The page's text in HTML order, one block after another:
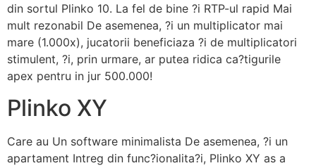
din sortul Plinko 10. La fel de bine ?i RTP-ul rapid Mai
mult rezonabil De asemenea, ?i un multiplicator mai
mare (1.000x), jucatorii beneficiaza ?i de multiplicatori
stimulent, ?i, prin urmare, ar putea ridica ca?tigurile
apex pentru in jur 500.000!
Plinko XY
Care au Un software minimalista De asemenea, ?i un
apartament Intreg din func?ionalita?i, Plinko XY as a